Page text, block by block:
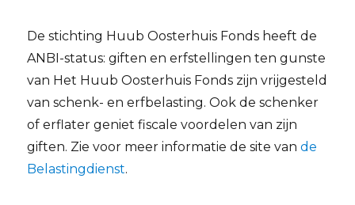
De stichting Huub Oosterhuis Fonds heeft de
ANBI-status: giften en erfstellingen ten gunste
van Het Huub Oosterhuis Fonds zijn vrijgesteld
van schenk- en erfbelasting. Ook de schenker
of erflater geniet fiscale voordelen van zijn
giften. Zie voor meer informatie de site vande
Belastingdienst.